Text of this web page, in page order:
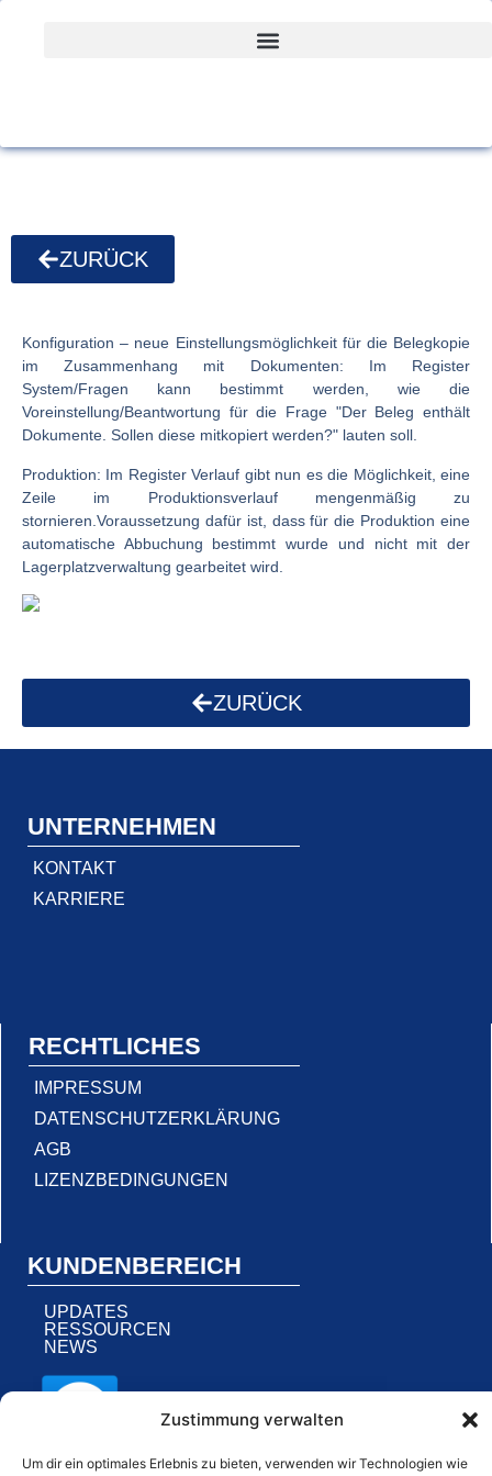
Zustimmung verwalten
Um dir ein optimales Erlebnis zu bieten, verwenden wir Technologien wie
ZURÜCK
Konfiguration – neue Einstellungsmöglichkeit für die Belegkopie
im Zusammenhang mit Dokumenten: Im Register
System/Fragen kann bestimmt werden, wie die
Voreinstellung/Beantwortung für die Frage "Der Beleg enthält
Dokumente. Sollen diese mitkopiert werden?" lauten soll.
Produktion: Im RegisterVerlauf gibt nun es die Möglichkeit, eine
Zeile im Produktionsverlauf mengenmäßig zu
stornieren.Voraussetzung dafür ist, dass für die Produktion eine
automatische Abbuchung bestimmt wurde und nicht mit der
Lagerplatzverwaltung gearbeitet wird.
ZURÜCK
UNTERNEHMEN
KONTAKT
KARRIERE
RECHTLICHES
IMPRESSUM
DATENSCHUTZERKLÄRUNG
AGB
LIZENZBEDINGUNGEN
KUNDENBEREICH
UPDATES
RESSOURCEN
NEWS